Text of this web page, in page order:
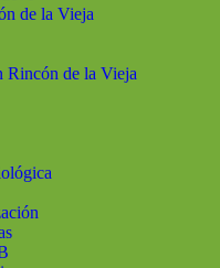
de la Vieja
Rincón de la Vieja